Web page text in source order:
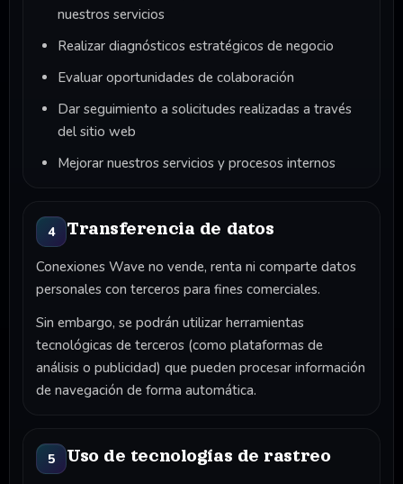
nuestros servicios
Realizar diagnósticos estratégicos de negocio
Evaluar oportunidades de colaboración
Dar seguimiento a solicitudes realizadas a través
del sitio web
Mejorar nuestros servicios y procesos internos
4 Transferencia de datos
Conexiones Wave no vende, renta ni comparte datos
personales con terceros para fines comerciales.
Sin embargo, se podrán utilizar herramientas
tecnológicas de terceros (como plataformas de
análisis o publicidad) que pueden procesar información
de navegación de forma automática.
5 Uso de tecnologías de rastreo